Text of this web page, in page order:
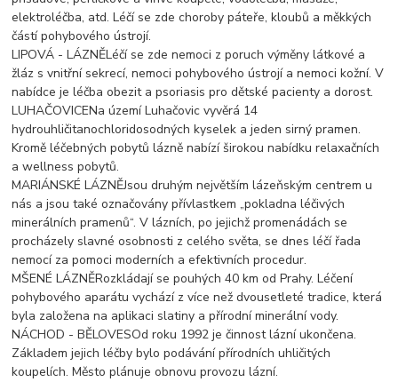
elektroléčba, atd. Léčí se zde choroby páteře, kloubů a měkkých
částí pohybového ústrojí.
LIPOVÁ - LÁZNĚLéčí se zde nemoci z poruch výměny látkové a
žláz s vnitřní sekrecí, nemoci pohybového ústrojí a nemoci kožní. V
nabídce je léčba obezit a psoriasis pro dětské pacienty a dorost.
LUHAČOVICENa území Luhačovic vyvěrá 14
hydrouhličitanochloridosodných kyselek a jeden sirný pramen.
Kromě léčebných pobytů lázně nabízí širokou nabídku relaxačních
a wellness pobytů.
MARIÁNSKÉ LÁZNĚJsou druhým největším lázeňským centrem u
nás a jsou také označovány přívlastkem „pokladna léčivých
minerálních pramenů“. V lázních, po jejichž promenádách se
procházely slavné osobnosti z celého světa, se dnes léčí řada
nemocí za pomoci moderních a efektivních procedur.
MŠENÉ LÁZNĚRozkládají se pouhých 40 km od Prahy. Léčení
pohybového aparátu vychází z více než dvousetleté tradice, která
byla založena na aplikaci slatiny a přírodní minerální vody.
NÁCHOD - BĚLOVESOd roku 1992 je činnost lázní ukončena.
Základem jejich léčby bylo podávání přírodních uhličitých
koupelích. Město plánuje obnovu provozu lázní.